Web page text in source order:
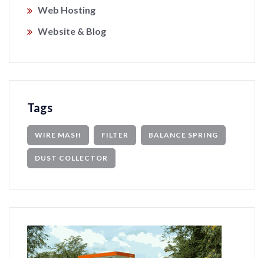
Web Hosting
Website & Blog
Tags
WIRE MASH FILTER BALANCE SPRING
DUST COLLECTOR